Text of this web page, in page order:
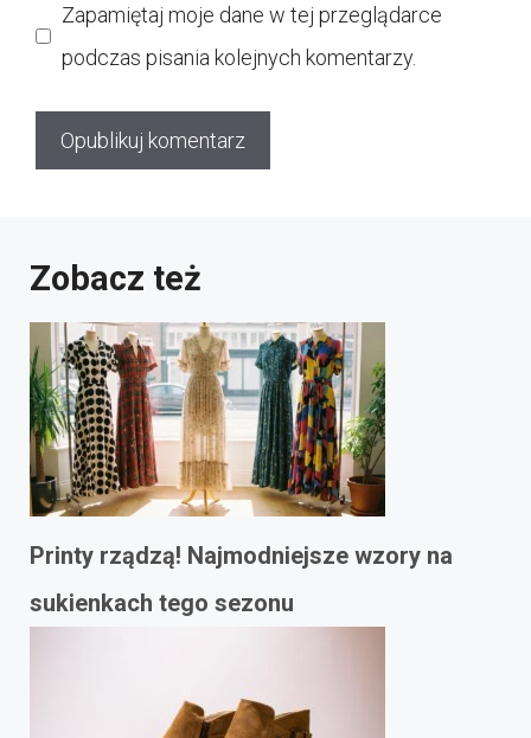
Zapamiętaj moje dane w tej przeglądarce
podczas pisania kolejnych komentarzy.
Zobacz też
Printy rządzą! Najmodniejsze wzory na
sukienkach tego sezonu